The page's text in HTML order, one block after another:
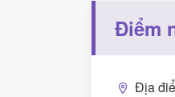
Điểm
Địa